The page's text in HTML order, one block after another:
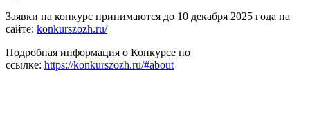
Заявки на конкурс принимаются до 10 декабря 2025 года на
сайте: konkurszozh.ru/
Подробная информация о Конкурсе по
ссылке: https://konkurszozh.ru/#about